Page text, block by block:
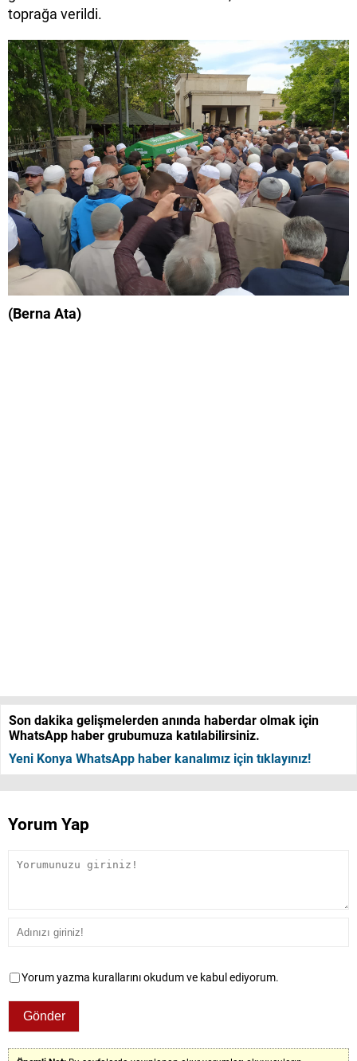
toprağa verildi.
(Berna Ata)
Son dakika gelişmelerden anında haberdar olmak için
WhatsApp haber grubumuza katılabilirsiniz.
Yeni Konya WhatsApp haber kanalımız için tıklayınız!
Yorum Yap
Yorum yazma kurallarını okudum ve kabul ediyorum.